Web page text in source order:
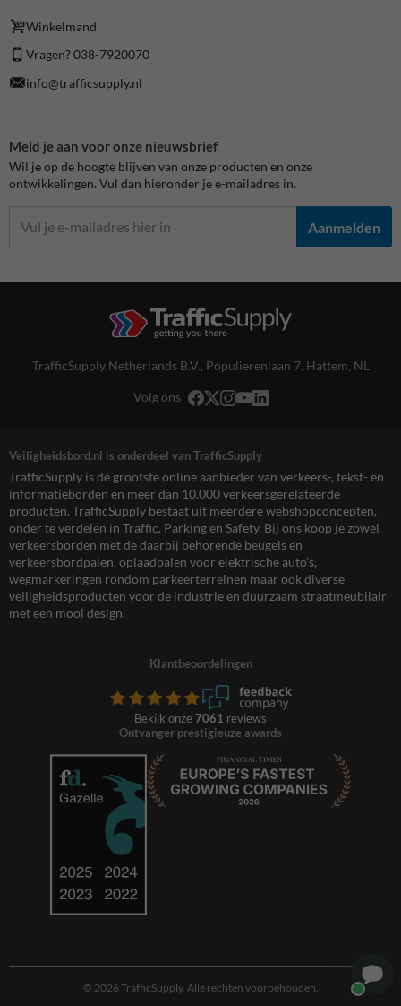
Winkelmand
Vragen? 038-7920070
info@trafficsupply.nl
Meld je aan voor onze nieuwsbrief
Wil je op de hoogte blijven van onze producten en onze
ontwikkelingen. Vul dan hieronder je e-mailadres in.
Aanmelden
TrafficSupply Netherlands B.V., Populierenlaan 7, Hattem, NL
Volg ons
Veiligheidsbord.nl is onderdeel van TrafficSupply
TrafficSupply is dé grootste online aanbieder van verkeers-, tekst- en
informatieborden en meer dan 10.000 verkeersgerelateerde
producten. TrafficSupply bestaat uit meerdere webshopconcepten,
onder te verdelen in Traffic, Parking en Safety. Bij ons koop je zowel
verkeersborden met de daarbij behorende beugels en
verkeersbordpalen, oplaadpalen voor elektrische auto’s,
wegmarkeringen rondom parkeerterreinen maar ook diverse
veiligheidsproducten voor de industrie en duurzaam straatmeubilair
met een mooi design.
Klantbeoordelingen
Bekijk onze 7061 reviews
Ontvanger prestigieuze awards
© 2026 TrafficSupply. Alle rechten voorbehouden.